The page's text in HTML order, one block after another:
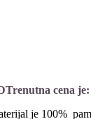
Trenutna cena
je 100%